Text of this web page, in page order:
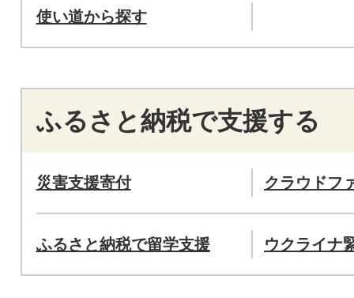
使い道から探す
ふるさと納税で支援する
災害支援寄付 クラウドフ
ふるさと納税で留学支援 ウクライナ